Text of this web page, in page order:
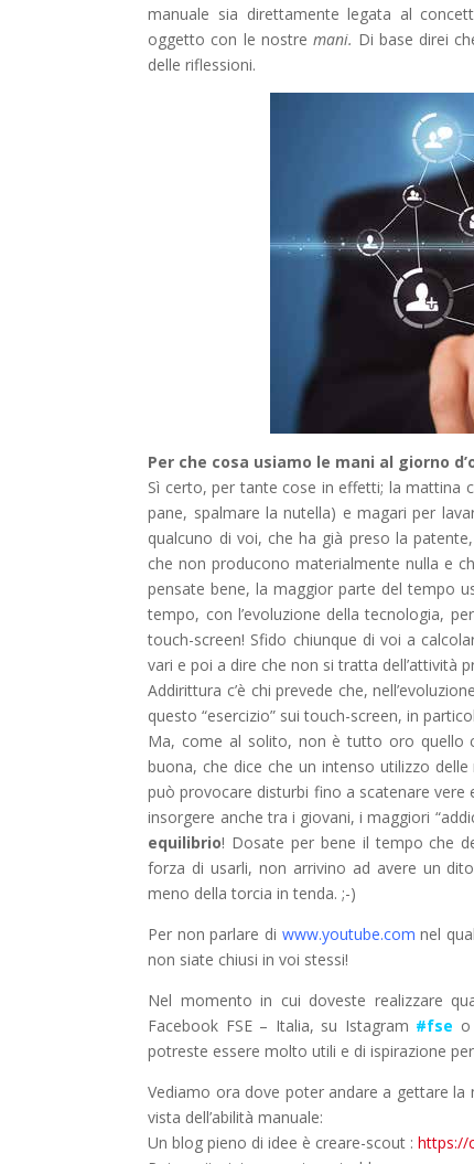
manuale sia direttamente legata al
oggetto con le nostre mani. Di base direi
delle riflessioni.
Per che cosa usiamo le mani al giorno
Sì certo, per tante cose in effetti; la mattina
pane, spalmare la nutella) e magari per
qualcuno di voi, che ha già preso la
che non producono materialmente nulla e
pensate bene, la maggior parte del tempo
tempo, con l’evoluzione della tecnologia,
touch-screen! Sfido chiunque di voi a
vari e poi a dire che non si tratta dell’attività
Addirittura c’è chi prevede che,
questo “esercizio” sui touch-screen, in
Ma, come al solito, non è tutto oro quello
buona, che dice che un intenso utilizzo
può provocare disturbi fino a scatenare vere
insorgere anche tra i giovani, i maggiori
equilibrio! Dosate per bene il tempo che
forza di usarli, non arrivino ad avere un
meno della torcia in tenda. ;-)
Per non parlare di www.youtube.com nel
non siate chiusi in voi stessi!
Nel momento in cui doveste realizzare
Facebook FSE – Italia, su Istagram #fse
potreste essere molto utili e di ispirazione
Vediamo ora dove poter andare a gettare
vista dell’abilità manuale:
Un blog pieno di idee è creare-scout :https://